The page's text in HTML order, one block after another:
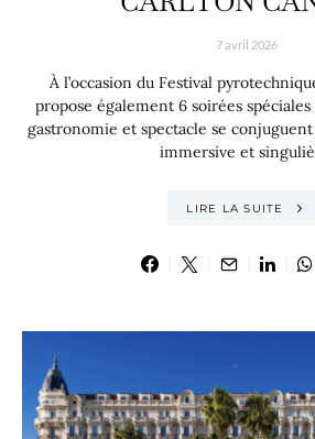
7 avril 2026
À l’occasion du Festival
propose également 6 soirées
gastronomie et spectacle se
immersive et
LIRE LA SUITE